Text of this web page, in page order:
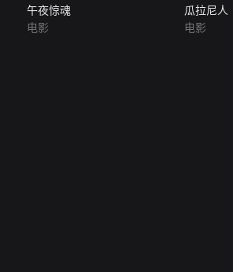
午夜惊魂
电影
瓜拉尼人
电影